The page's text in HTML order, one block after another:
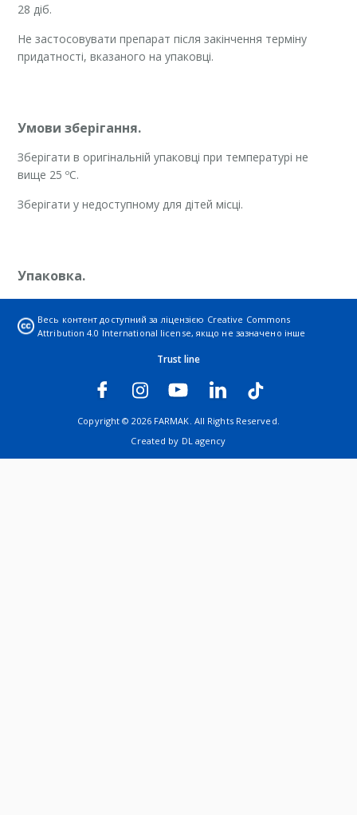
28 діб.
Не застосовувати препарат після закінчення терміну
придатності, вказаного на упаковці.
Умови зберігання.
Зберігати в оригінальній упаковці при температурі не
вище 25 ºС.
Зберігати у недоступному для дітей місці.
Упаковка.
Весь контент доступний за ліцензією Creative Commons
Attribution 4.0 International license, якщо не зазначено інше
Trust line
Copyright © 2026 FARMAK. All Rights Reserved.
Created by DL agency